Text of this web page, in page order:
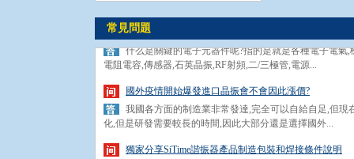
常見問題
疫情會讓關鍵元器件上游供應商與下游斷層嗎?
什么是關鍵的電子元器件呢?指的是就是各種電子電
電阻電容,傳感器,石英晶振,RF射頻,二/三極管,電源...
我國各方面的制造業非常發達,完全可以自給自足,但
化,但是研發需要較長的時間,因此大部分還是選擇國外...
相信許多用戶對晶體制造過程,包裝規格和命名規則比